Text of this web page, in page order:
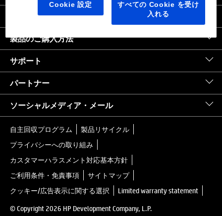
会社情報
製品のご購入方法
サポート
パートナー
ソーシャルメディア・メール
自主回収プログラム
製品リサイクル
プライバシーへの取り組み
カスタマーハラスメント対応基本方針
ご利用条件・免責事項
サイトマップ
クッキー/広告表示に関する選択
Limited warranty statement
© Copyright 2026 HP Development Company, L.P.
Cookie 設定
すべての Cookie を受け
入れる